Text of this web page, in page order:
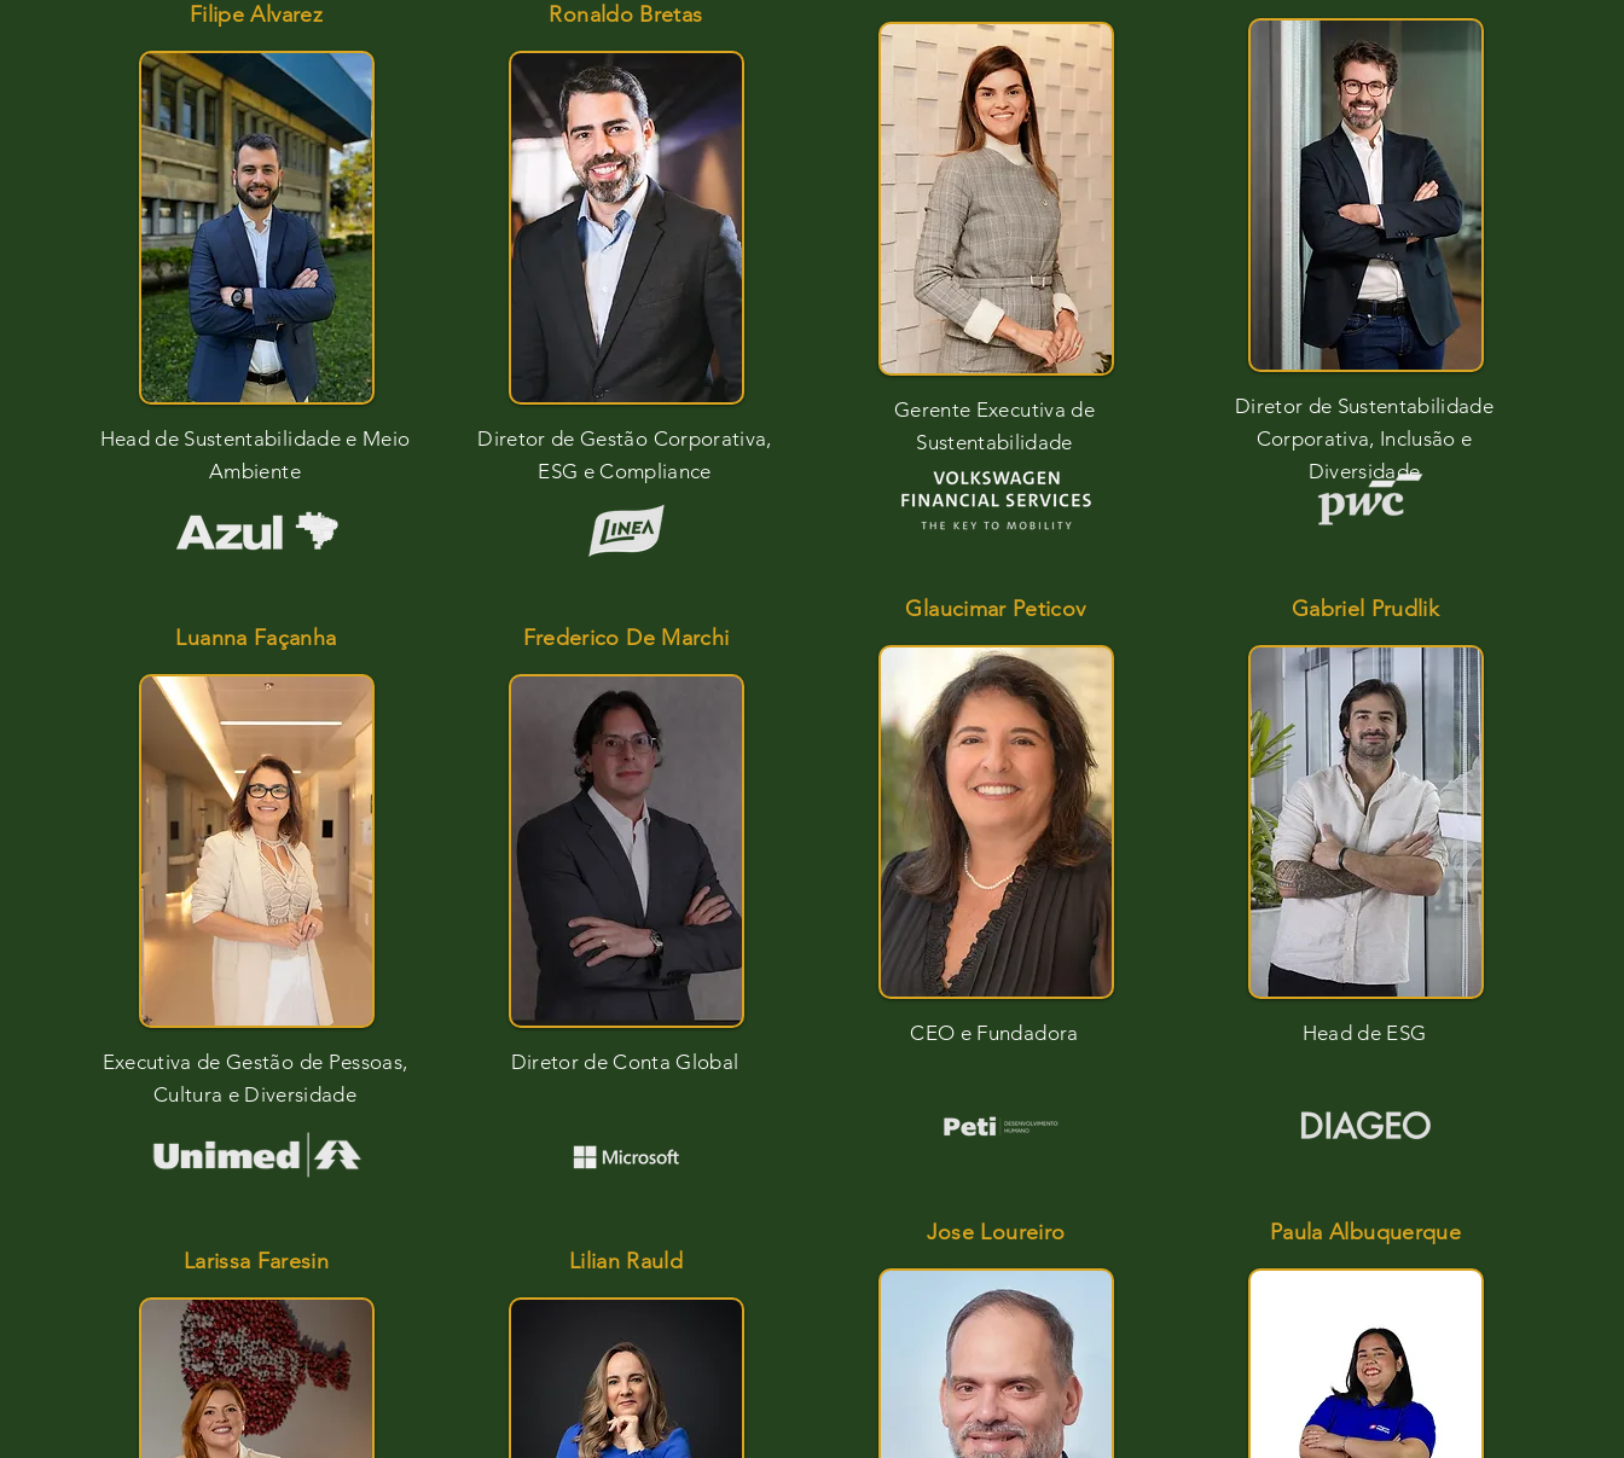
Filipe Alvarez
Head de Sustentabilidade e Meio
Ambiente
Luanna Façanha
Executiva de Gestão de Pessoas,
Cultura e Diversidade
Larissa Faresin
Ronaldo Bretas
Diretor de Gestão Corporativa,
ESG e Compliance
Frederico De Marchi
Diretor de Conta Global
Lilian Rauld
Gerente Executiva de
Sustentabilidade
Glaucimar Peticov
CEO e Fundadora
Jose Loureiro
Diretor de Sustentabilidade
Corporativa, Inclusão e
Diversidade
Gabriel Prudlik
Head de ESG
Paula Albuquerque